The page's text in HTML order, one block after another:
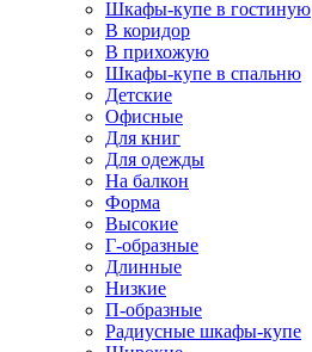
Шкафы-купе в гостиную
В коридор
В прихожую
Шкафы-купе в спальню
Детские
Офисные
Для книг
Для одежды
На балкон
Форма
Высокие
Г-образные
Длинные
Низкие
П-образные
Радиусные шкафы-купе